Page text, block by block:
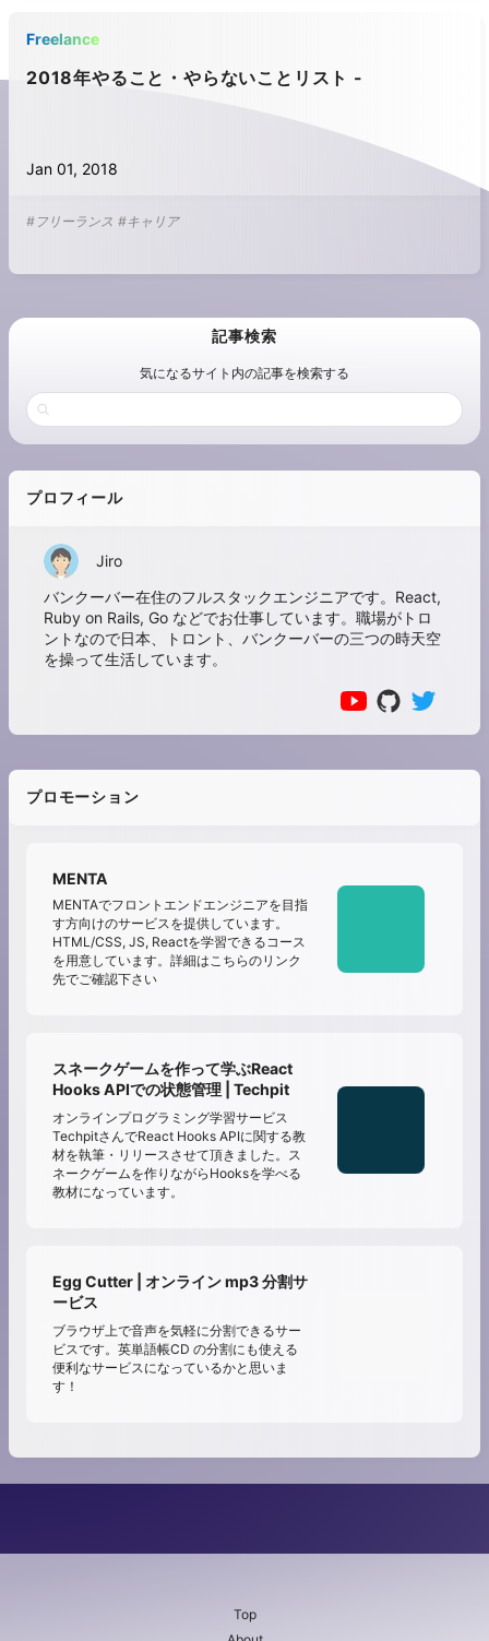
Freelance
2018年やること・やらないことリスト -
Jan 01, 2018
#フリーランス #キャリア
記事検索
気になるサイト内の記事を検索する
プロフィール
Jiro
バンクーバー在住のフルスタックエンジニアです。React,
Ruby on Rails, Go などでお仕事しています。職場がトロ
ントなので日本、トロント、バンクーバーの三つの時天空
を操って生活しています。
プロモーション
MENTA
MENTAでフロントエンドエンジニアを目指
す方向けのサービスを提供しています。
HTML/CSS, JS, Reactを学習できるコース
を用意しています。詳細はこちらのリンク
先でご確認下さい
スネークゲームを作って学ぶReact
Hooks APIでの状態管理 | Techpit
オンラインプログラミング学習サービス
TechpitさんでReact Hooks APIに関する教
材を執筆・リリースさせて頂きました。ス
ネークゲームを作りながらHooksを学べる
教材になっています。
Egg Cutter | オンライン mp3 分割サ
ービス
ブラウザ上で音声を気軽に分割できるサー
ビスです。英単語帳CD の分割にも使える
便利なサービスになっているかと思いま
す！
Top